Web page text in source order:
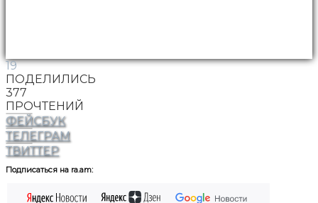
19
ПОДЕЛИЛИСЬ
377
ПРОЧТЕНИЙ
ФЕЙСБУК
ТЕЛЕГРАМ
ТВИТТЕР
Подписаться на ra.am: